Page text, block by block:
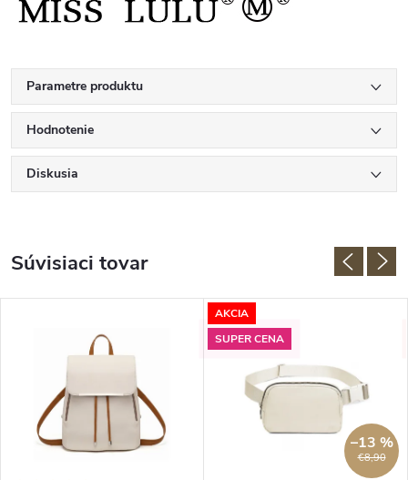
Parametre produktu
Hodnotenie
Diskusia
Súvisiaci tovar
AKCIA
SUPER CENA
€8,90
–13 %